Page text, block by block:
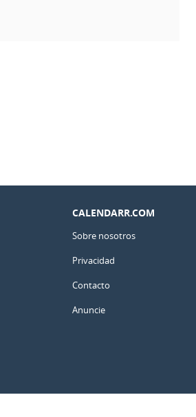
CALENDARR.COM
Sobre nosotros
Privacidad
Contacto
Anuncie